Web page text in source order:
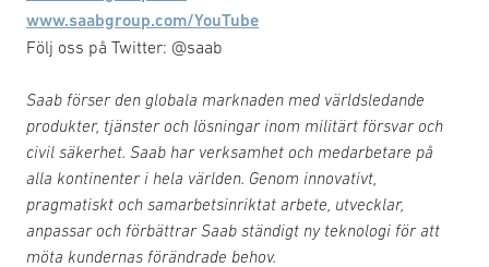
www.saabgroup.com/YouTube
Följ oss på Twitter: @saab
Saab förser den globala marknaden med världsledande
produkter, tjänster och lösningar inom militärt försvar och
civil säkerhet. Saab har verksamhet och medarbetare på
alla kontinenter i hela världen. Genom innovativt,
pragmatiskt och samarbetsinriktat arbete, utvecklar,
anpassar och förbättrar Saab ständigt ny teknologi för att
möta kundernas förändrade behov.